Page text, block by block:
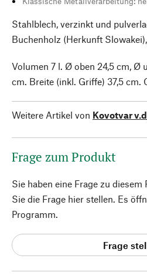
Stahlblech, verzinkt und
Buchenholz (Herkunft
Volumen 7 l. Ø oben 24,5 cm, Ø
cm. Breite (inkl. Griffe) 37,5 cm.
Weitere Artikel von Kovotvar
Frage zum Produkt
Sie haben eine Frage zu diesem
Sie die Frage hier stellen. Es
Programm.
Frage